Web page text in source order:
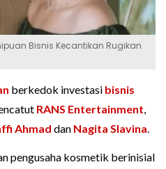
Bisnis Kecantikan Rugikan
berkedok investasi bisnis
RANS Entertainment,
Ahmad dan Nagita Slavina.
pengusaha kosmetik berinisial